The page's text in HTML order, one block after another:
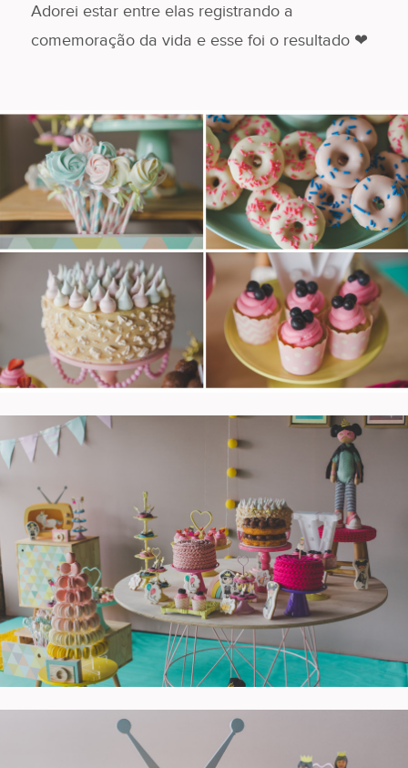
Adorei estar entre elas registrando a
comemoração da vida e esse foi o resultado ❤